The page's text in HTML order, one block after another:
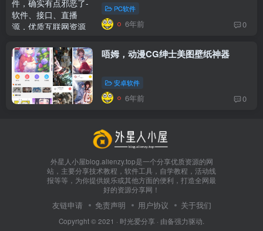
影视
fongmi、
OK接口
接口
个月
小苹果影视
v1.0.9电视盒
子破解版下
载，继续免费
白嫖直播和点
付费阅读 3
3年前 2
梅林iptv+5.2.0
下载，啥频道
分类都有哦！
最新电视直播
PC软件
6年前 0
唔姆，动漫CG绅士美图壁纸神器
安卓软件
6年前 0
外星人小屋blog.alienzy.top是一个分享优质资源的网
站，主要分享技术教程，软件工具，自学教程，活动线
报等等，为你提供娱乐或其他方面的便利，打造全网最
好的资源分享网！
友链申请 免责声明 用户协议 关于我们
Copyright © 2021 · 时光爱分享 · 由备强力驱动.